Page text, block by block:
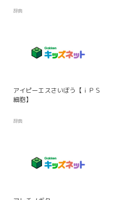
辞典
アイピーエスさいぼう【ｉＰＳ
細胞】
辞典